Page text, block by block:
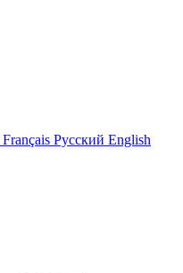
Français Русский English